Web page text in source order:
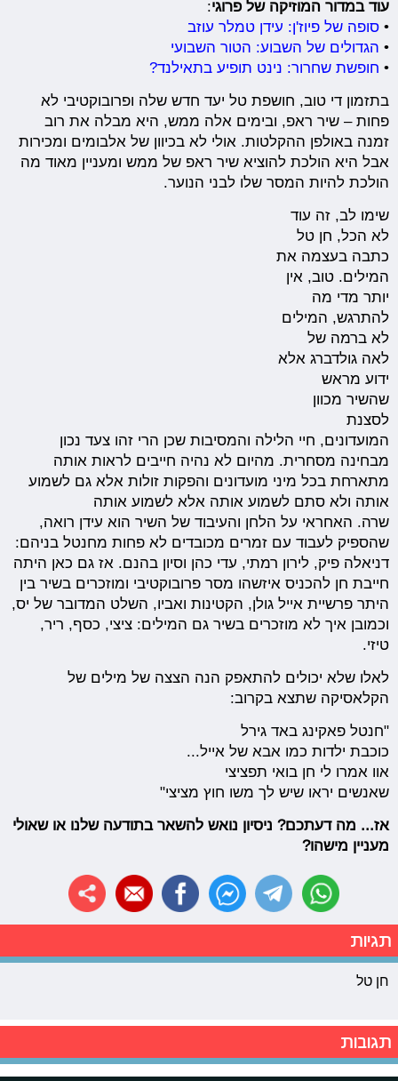
עוד במדור המוזיקה של פרוגי:
•סופה של פיוז'ן: עידן טמלר עוזב
• הגדולים של השבוע: הטור השבועי
• חופשת שחרור: נינט תופיע בתאילנד?
בתזמון די טוב, חושפת טל יעד חדש שלה ופרובוקטיבי לא
פחות – שיר ראפ, ובימים אלה ממש, היא מבלה את רוב
זמנה באולפן ההקלטות. אולי לא בכיוון של אלבומים ומכירות
אבל היא הולכת להוציא שיר ראפ של ממש ומעניין מאוד מה
הולכת להיות המסר שלו לבני הנוער.
שימו לב, זה עוד
לא הכל, חן טל
כתבה בעצמה את
המילים. טוב, אין
יותר מדי מה
להתרגש, המילים
לא ברמה של
לאה גולדברג אלא
ידוע מראש
שהשיר מכוון
לסצנת
המועדונים, חיי הלילה והמסיבות שכן הרי זהו צעד נכון
מבחינה מסחרית. מהיום לא נהיה חייבים לראות אותה
מתארחת בכל מיני מועדונים והפקות זולות אלא גם לשמוע
אותה ולא סתם לשמוע אותה אלא לשמוע אותה
שרה. האחראי על הלחן והעיבוד של השיר הוא עידן רואה,
שהספיק לעבוד עם זמרים מכובדים לא פחות מחנטל בניהם:
דניאלה פיק, לירון רמתי, עדי כהן וסיון בהנם. אז גם כאן היתה
חייבת חן להכניס איזשהו מסר פרובוקטיבי ומוזכרים בשיר בין
היתר פרשיית אייל גולן, הקטינות ואביו, השלט המדובר של יס,
וכמובן איך לא מוזכרים בשיר גם המילים: ציצי, כסף, ריר,
טיזי.
לאלו שלא יכולים להתאפק הנה הצצה של מילים של
הקלאסיקה שתצא בקרוב:
"חנטל פאקינג באד גירל
כוכבת ילדות כמו אבא של אייל...
אוו אמרו לי חן בואי תפציצי
שאנשים יראו שיש לך משו חוץ מציצי"
אז... מה דעתכם? ניסיון נואש להשאר בתודעה שלנו או שאולי
מעניין מישהו?
תגיות
חן טל
תגובות